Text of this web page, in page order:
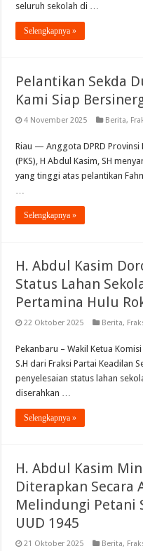
seluruh sekolah di …
Selengkapnya »
Pelantikan Sekda
Kami Siap
4 November 2025 Berita,
Riau — Anggota DPRD Provinsi
(PKS), H Abdul Kasim, SH
yang tinggi atas pelantikan
…
Selengkapnya »
H. Abdul Kasim
Status Lahan
Pertamina Hulu
22 Oktober 2025 Berita,
Pekanbaru – Wakil Ketua
S.H dari Fraksi Partai Keadilan
penyelesaian status lahan
diserahkan …
Selengkapnya »
H. Abdul Kasim
Diterapkan Secara
Melindungi Petani
UUD 1945
21 Oktober 2025 Berita,